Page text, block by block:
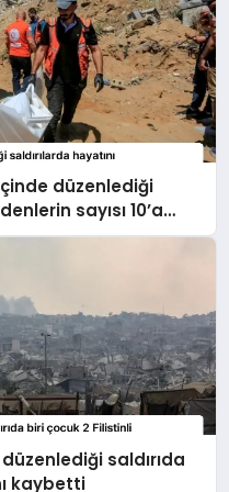
düzenlediği
sayısı 10’a
saldırıda
kaybetti